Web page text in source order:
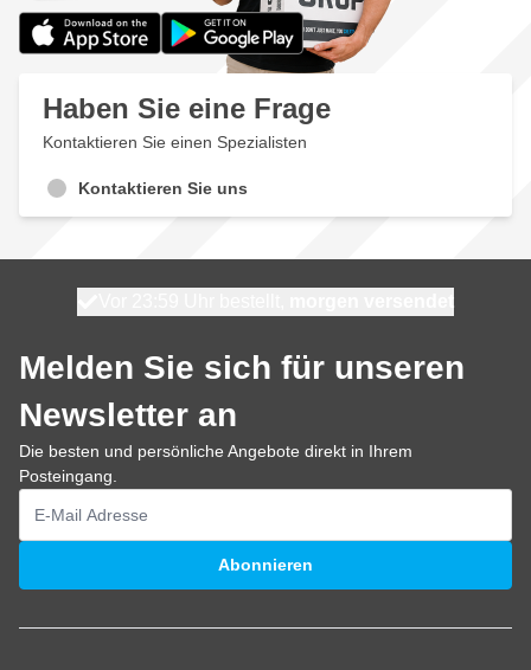
Haben Sie eine Frage
Kontaktieren Sie einen Spezialisten
Kontaktieren Sie uns
Melden Sie sich für unseren
Newsletter an
Die besten und persönliche Angebote direkt in Ihrem
Posteingang.
E-Mailadresse
Abonnieren